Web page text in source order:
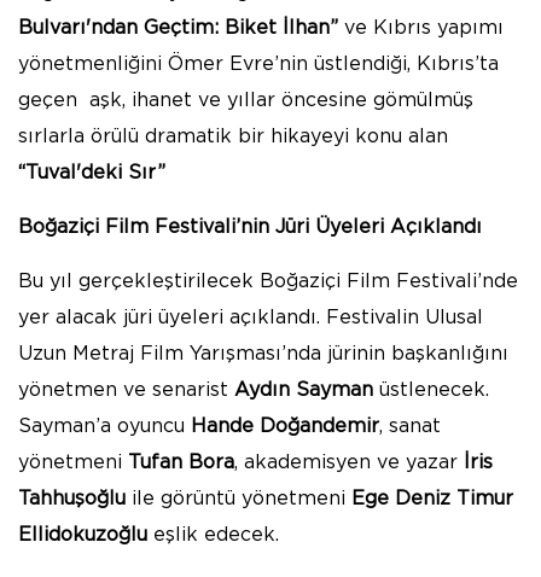
Bulvarı'ndan Geçtim: Biket İlhan” ve Kıbrıs yapımı
yönetmenliğini Ömer Evre’nin üstlendiği, Kıbrıs’ta
geçen aşk, ihanet ve yıllar öncesine gömülmüş
sırlarla örülü dramatik bir hikayeyi konu alan
“Tuval'deki Sır”
Boğaziçi Film Festivali’nin Jüri Üyeleri Açıklandı
Bu yıl gerçekleştirilecek Boğaziçi Film Festivali’nde
yer alacak jüri üyeleri açıklandı. Festivalin Ulusal
Uzun Metraj Film Yarışması’nda jürinin başkanlığını
yönetmen ve senarist Aydın Sayman üstlenecek.
Sayman’a oyuncu Hande Doğandemir, sanat
yönetmeni Tufan Bora, akademisyen ve yazar
İris
Tahhuşoğlu ile görüntü yönetmeni Ege Deniz Timur
Ellidokuzoğlu eşlik edecek.